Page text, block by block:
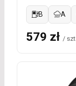
B A
579 zł / szt.